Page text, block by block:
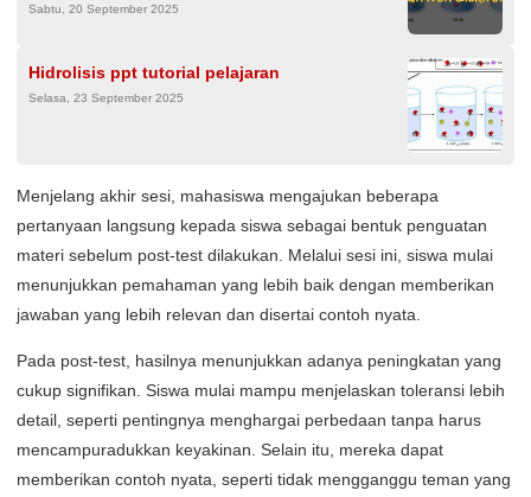
Sabtu, 20 September 2025
Hidrolisis ppt tutorial pelajaran
Selasa, 23 September 2025
Menjelang akhir sesi, mahasiswa mengajukan beberapa
pertanyaan langsung kepada siswa sebagai bentuk penguatan
materi sebelum post-test dilakukan. Melalui sesi ini, siswa mulai
menunjukkan pemahaman yang lebih baik dengan memberikan
jawaban yang lebih relevan dan disertai contoh nyata.
Pada post-test, hasilnya menunjukkan adanya peningkatan yang
cukup signifikan. Siswa mulai mampu menjelaskan toleransi lebih
detail, seperti pentingnya menghargai perbedaan tanpa harus
mencampuradukkan keyakinan. Selain itu, mereka dapat
memberikan contoh nyata, seperti tidak mengganggu teman yang